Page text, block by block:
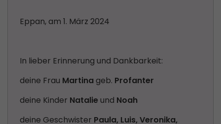
Eppan, am 1. März 2024
In lieber Erinnerung und Dankbarkeit:
deine Frau Martina geb. Profanter
deine Kinder Natalie und Noah
deine Geschwister Paula, Luis, Veronika,